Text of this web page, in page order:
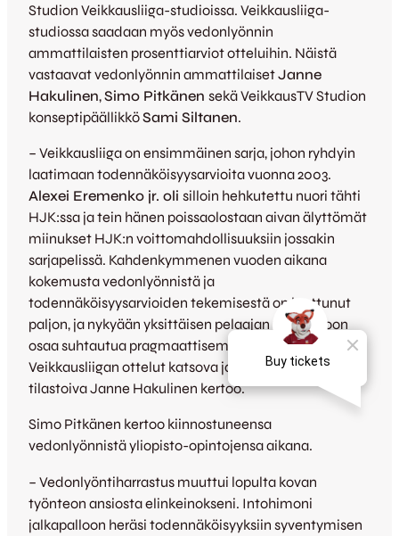
Studion Veikkausliiga-studioissa. Veikkausliiga-
studiossa saadaan myös vedonlyönnin
ammattilaisten prosenttiarviot otteluihin. Näistä
vastaavat vedonlyönnin ammattilaisetJanne
Hakulinen,Simo Pitkänen sekä VeikkausTV Studion
konseptipäällikköSami Siltanen.
– Veikkausliiga on ensimmäinen sarja, johon ryhdyin
laatimaan todennäköisyysarvioita vuonna 2003.
Alexei Eremenko jr. oli silloin hehkutettu nuori tähti
HJK:ssa ja tein hänen poissaolostaan aivan älyttömät
miinukset HJK:n voittomahdollisuuksiin jossakin
sarjapelissä. Kahdenkymmenen vuoden aikana
kokemusta vedonlyönnistä ja
todennäköisyysarvioiden tekemisestä on karttunut
paljon, ja nykyään yksittäisen pelaajan poissaoloon
osaa suhtautua pragmaattisemmin, kaikki
Veikkausliigan ottelut katsova ja niiden xG-lukemat
tilastoiva Janne Hakulinen kertoo.
Simo Pitkänen kertoo kiinnostuneensa
vedonlyönnistä yliopisto-opintojensa aikana.
– Vedonlyöntiharrastus muuttui lopulta kovan
työnteon ansiosta elinkeinokseni. Intohimoni
jalkapalloon heräsi todennäköisyyksiin syventymisen